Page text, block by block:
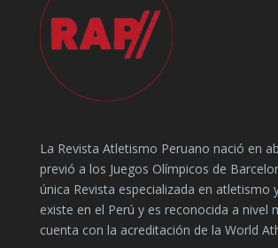
La Revista Atletismo Peruano nació en
previó a los Juegos Olímpicos de
única Revista especializada en atletismo
existe en el Perú y es reconocida a nivel
cuenta con la acreditación de la World